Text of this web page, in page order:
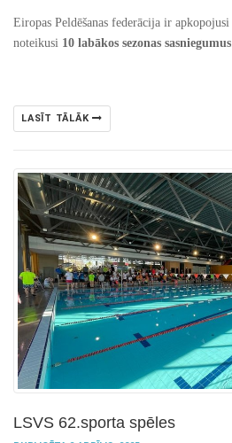
Eiropas Peldēšanas federācija ir apkopojusi
noteikusi 10 labākos sezonas sasniegumus
LASĪT TĀLĀK
LSVS 62.sporta spēles